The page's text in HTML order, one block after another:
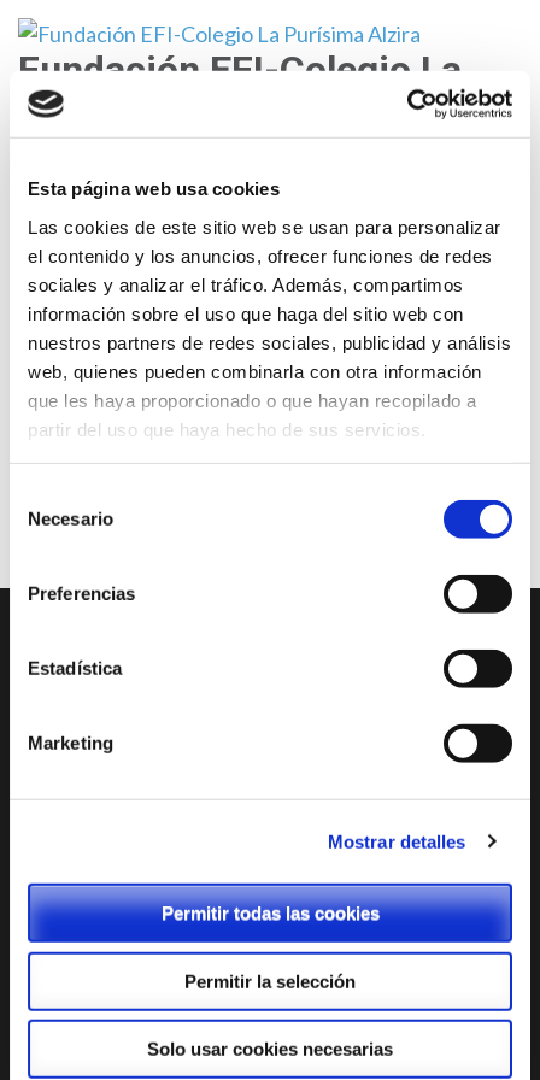
Esta página web usa cookies
Las cookies de este sitio web se usan para personalizar
el contenido y los anuncios, ofrecer funciones de redes
sociales y analizar el tráfico. Además, compartimos
información sobre el uso que haga del sitio web con
nuestros partners de redes sociales, publicidad y análisis
web, quienes pueden combinarla con otra información
que les haya proporcionado o que hayan recopilado a
partir del uso que haya hecho de sus servicios.
Necesario
Preferencias
Estadística
Marketing
Mostrar detalles
Permitir todas las cookies
Permitir la selección
Solo usar cookies necesarias
Saltar
contenido
(presiona
la
tecla
Fundación EFI-Colegio La
Purísima Alzira
Fundación Educativa Franciscanas de la Inmaculada
El Ventall 2013-2014
EL VENTALL 2013-2014 DESCARGA
ENTRADAS RECIENTES
Menú comedor junio
Menú comedor mayo
Admisión: Cita previa